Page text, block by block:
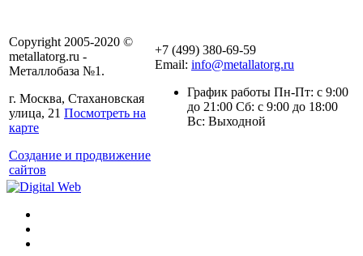
Copyright 2005-2020 ©
metallatorg.ru -
Металлобаза №1.
г. Москва, Стахановская
улица, 21 Посмотреть на
карте
Создание и продвижение
сайтов
+7 (499) 380-69-59
Email: info@metallatorg.ru
График работы Пн-Пт: с 9:00
до 21:00 Сб: с 9:00 до 18:00
Вс: Выходной